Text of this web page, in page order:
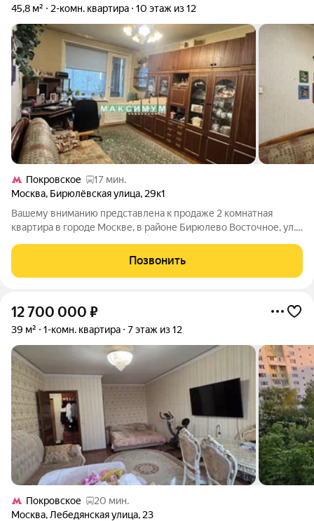
45,8 м² 2-комн. квартира 10 этаж из 12
Покровское
17 мин.
Москва, Бирюлёвская улица, 29к1
Вашему вниманию представлена к продаже 2 комнатная
квартира в городе Москве, в районе Бирюлево Восточное, ул.
подъездный. Квартира общей площадью 45.8 кв.м,
располагается на 10 этаже 12
Позвонить
12 700 000 ₽
39 м² 1-комн. квартира 7 этаж из 12
Покровское
20 мин.
Москва, Лебедянская улица, 23